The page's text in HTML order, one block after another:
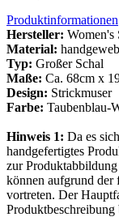
Produktinformationen
Hersteller: Women's
Material:
Typ: Großer Schal
Maße: Ca. 68cm x
Design: Strickmuser
Farbe: Taubenblau-
Hinweis 1: Da es
handgefertigtes
zur
können aufgrund der
vortreten. Der
Produktbeschreibung